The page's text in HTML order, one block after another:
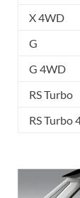
X 4WD
G
G 4WD
RS Turbo
RS Turbo